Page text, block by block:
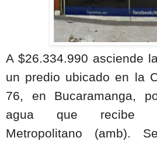
A $26.334.990 asciende
un predio ubicado en la
76, en Bucaramanga,
agua que recibe
Metropolitano (amb).